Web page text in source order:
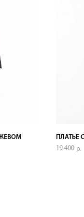
ПЛАТЬЕ
19 400 р.